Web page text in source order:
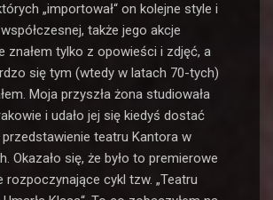
„importował“ on kolejne style i
także jego akcje
znałem tylko z opowieści i zdjęć, a
się tym (wtedy w latach 70-tych)
Moja przyszła żona studiowała
i udało jej się kiedyś dostać
teatru Kantora w
Okazało się, że było to premierowe
rozpoczynające cykl tzw. „Teatru